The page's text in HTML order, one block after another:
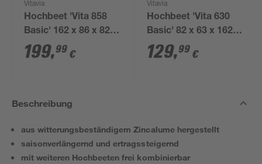
Vitavia
Hochbeet 'Vita 858
Basic' 162 x 86 x 82
cm aluminiumfarben
199,99 €
Vitavia
Hochbeet 'Vita 630
Basic' 82 x 63 x 162
cm silberfarben
129,99 €
Beschreibung
aus witterungsbeständigem Zincalume hergestellt
saisonverlängernd und ertragssteigernd
mit weiteren Hochbeeten frei kombinierbar